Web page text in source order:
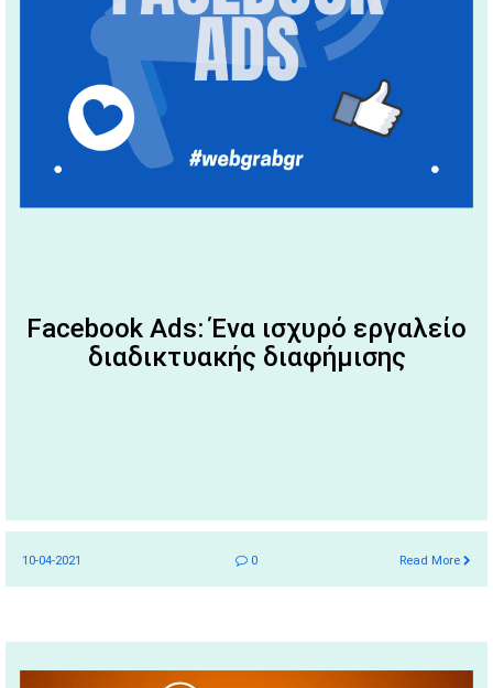
Facebook Ads: Ένα ισχυρό εργαλείο
διαδικτυακής διαφήμισης
10-04-2021 0 Read More